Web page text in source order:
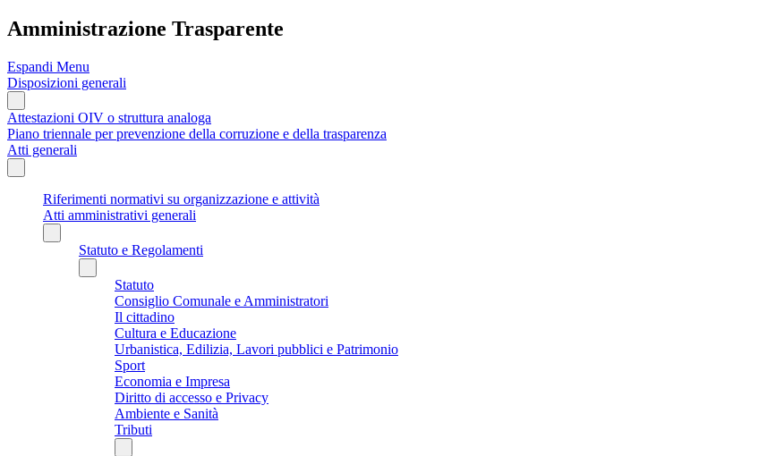
Amministrazione Trasparente
Espandi Menu
Disposizioni generali
Attestazioni OIV o struttura analoga
Piano triennale per prevenzione della corruzione e della trasparenza
Atti generali
Riferimenti normativi su organizzazione e attività
Atti amministrativi generali
Statuto e Regolamenti
Statuto
Consiglio Comunale e Amministratori
Il cittadino
Cultura e Educazione
Urbanistica, Edilizia, Lavori pubblici e Patrimonio
Sport
Economia e Impresa
Diritto di accesso e Privacy
Ambiente e Sanità
Tributi